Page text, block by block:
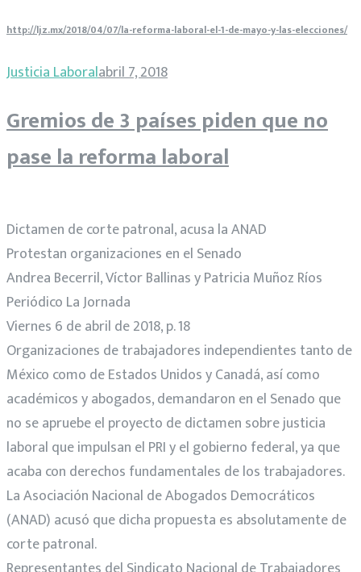
http://ljz.mx/2018/04/07/la-reforma-laboral-el-1-de-mayo-y-las-elecciones/
Justicia Laboralabril 7, 2018
Gremios de 3 países piden que no
pase la reforma laboral
Dictamen de corte patronal, acusa la ANAD
Protestan organizaciones en el Senado
Andrea Becerril, Víctor Ballinas y Patricia Muñoz Ríos
Periódico La Jornada
Viernes 6 de abril de 2018, p. 18
Organizaciones de trabajadores independientes tanto de
México como de Estados Unidos y Canadá, así como
académicos y abogados, demandaron en el Senado que
no se apruebe el proyecto de dictamen sobre justicia
laboral que impulsan el PRI y el gobierno federal, ya que
acaba con derechos fundamentales de los trabajadores.
La Asociación Nacional de Abogados Democráticos
(ANAD) acusó que dicha propuesta es absolutamente de
corte patronal.